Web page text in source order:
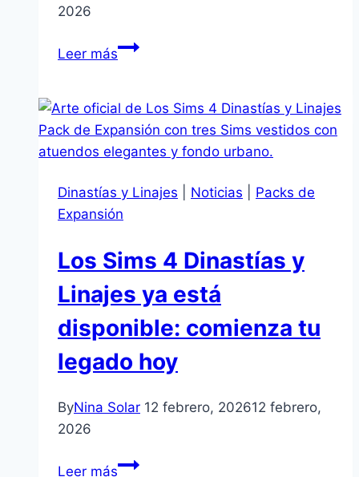
2026
Leer másReseña
Los
Sims
4:
del
Té
Kit
#LosSims4
Dinastías y Linajes Noticias
Packs de
Expansión
Los Sims 4 Dinastías y
Linajes ya está
disponible: comienza tu
legado hoy
ByNina Solar 12 febrero, 202612 febrero,
2026
Leer másLos